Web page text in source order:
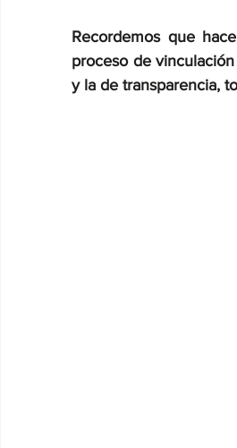
Recordemos que
proceso de
y la de transparencia,